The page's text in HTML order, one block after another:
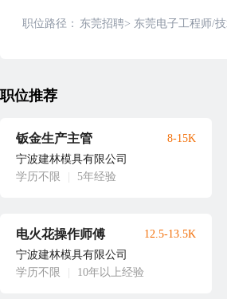
职位路径： 东莞招聘> 东莞电子工程师/
职位推荐
钣金生产主管
宁波建林模具有限公司
学历不限
5年经验
8-15K
电火花操作师傅
宁波建林模具有限公司
学历不限
10年以上经验
12.5-13.5K